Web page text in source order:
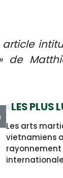
de
LES PLUS
Les arts
vietnamiens
rayonnement
internationale